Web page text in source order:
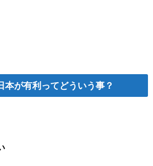
本が有利ってどういう事？